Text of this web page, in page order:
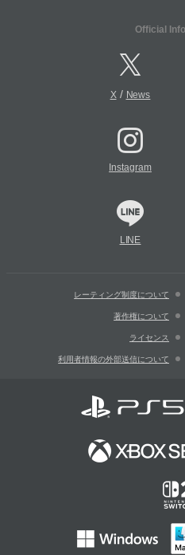
Official
X/ News
Instagram
LINE
レーティング制度について
著作権について
ライセンス
利用者情報の外部送信について